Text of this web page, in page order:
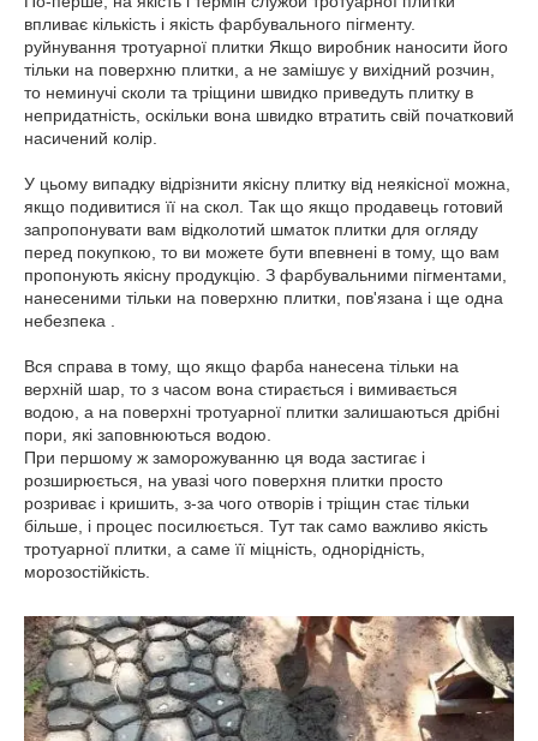
впливає кількість і якість фарбувального пігменту.
руйнування тротуарної плитки Якщо виробник наносити його
тільки на поверхню плитки, а не замішує у вихідний розчин,
то неминучі сколи та тріщини швидко приведуть плитку в
непридатність, оскільки вона швидко втратить свій початковий
насичений колір.
У цьому випадку відрізнити якісну плитку від неякісної можна,
якщо подивитися її на скол. Так що якщо продавець готовий
запропонувати вам відколотий шматок плитки для огляду
перед покупкою, то ви можете бути впевнені в тому, що вам
пропонують якісну продукцію. З фарбувальними пігментами,
нанесеними тільки на поверхню плитки, пов'язана і ще одна
небезпека .
Вся справа в тому, що якщо фарба нанесена тільки на
верхній шар, то з часом вона стирається і вимивається
водою, а на поверхні тротуарної плитки залишаються дрібні
пори, які заповнюються водою.
При першому ж заморожуванню ця вода застигає і
розширюється, на увазі чого поверхня плитки просто
розриває і кришить, з-за чого отворів і тріщин стає тільки
більше, і процес посилюється. Тут так само важливо якість
тротуарної плитки, а саме її міцність, однорідність,
морозостійкість.